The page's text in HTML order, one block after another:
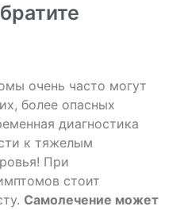
очень часто могут
более опасных
диагностика
к тяжелым
При
стоит
Самолечение может